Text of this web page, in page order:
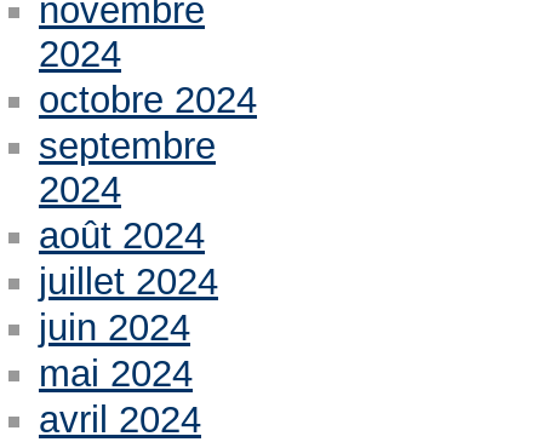
novembre
2024
octobre 2024
septembre
2024
août 2024
juillet 2024
juin 2024
mai 2024
avril 2024